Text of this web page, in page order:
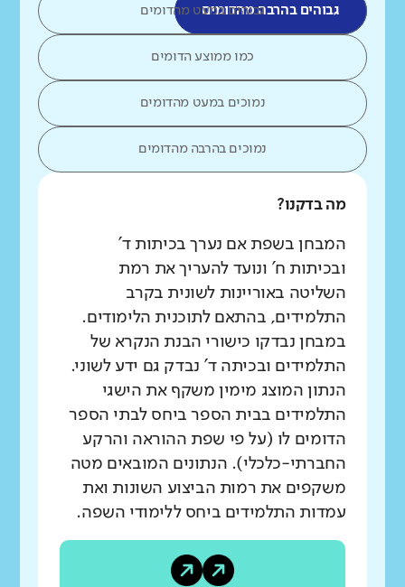
גבוהים בהרבה מהדומיםגבוהים במעט מהדומים
כמו ממוצע הדומים
נמוכים במעט מהדומים
נמוכים בהרבה מהדומים
מה בדקנו?
המבחן בשפת אם נערך בכיתות ד'
ובכיתות ח' ונועד להעריך את רמת
השליטה באוריינות לשונית בקרב
התלמידים, בהתאם לתוכנית הלימודים.
במבחן נבדקו כישורי הבנת הנקרא של
התלמידים ובכיתה ד' נבדק גם ידע לשוני.
הנתון המוצג מימין משקף את הישגי
התלמידים בבית הספר ביחס לבתי הספר
הדומים לו (על פי שפת ההוראה והרקע
החברתי-כלכלי). הנתונים המובאים מטה
משקפים את רמות הביצוע השונות ואת
עמדות התלמידים ביחס ללימודי השפה.